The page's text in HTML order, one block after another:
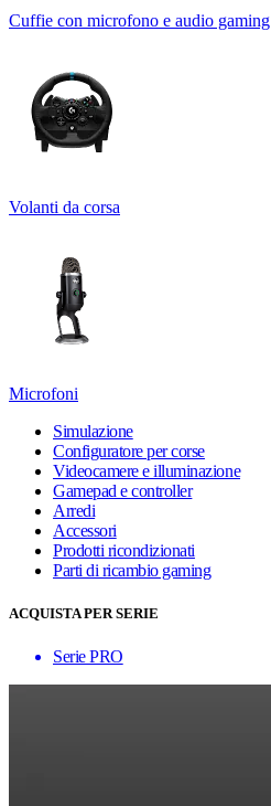
Cuffie con microfono e audio gaming
Volanti da corsa
Microfoni
Simulazione
Configuratore per corse
Videocamere e illuminazione
Gamepad e controller
Arredi
Accessori
Prodotti ricondizionati
Parti di ricambio gaming
ACQUISTA PER SERIE
Serie PRO